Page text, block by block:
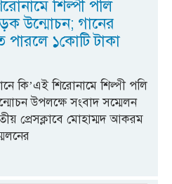
শিল্পী পলি
উন্মোচন; গানের
১কোটি টাকা
কি’এই শিরোনামে শিল্পী পলি
উপলক্ষে সংবাদ সম্মেলন
প্রেসক্লাবে মোহাম্মদ আকরম